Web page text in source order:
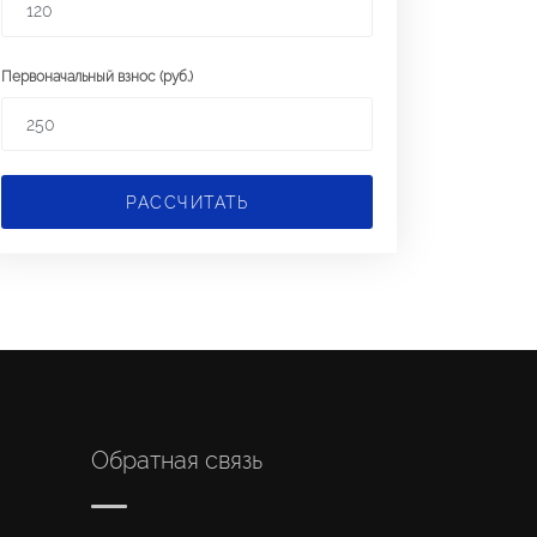
Первоначальный взнос (руб.)
РАССЧИТАТЬ
Обратная связь